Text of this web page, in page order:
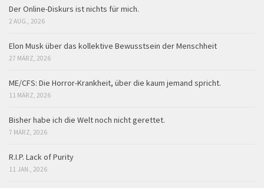
Der Online-Diskurs ist nichts für mich.
2 AUG., 2026
Elon Musk über das kollektive Bewusstsein der Menschheit
27 MÄRZ, 2026
ME/CFS: Die Horror-Krankheit, über die kaum jemand spricht.
11 MÄRZ, 2026
Bisher habe ich die Welt noch nicht gerettet.
7 MÄRZ, 2026
R.I.P. Lack of Purity
11 JAN., 2026